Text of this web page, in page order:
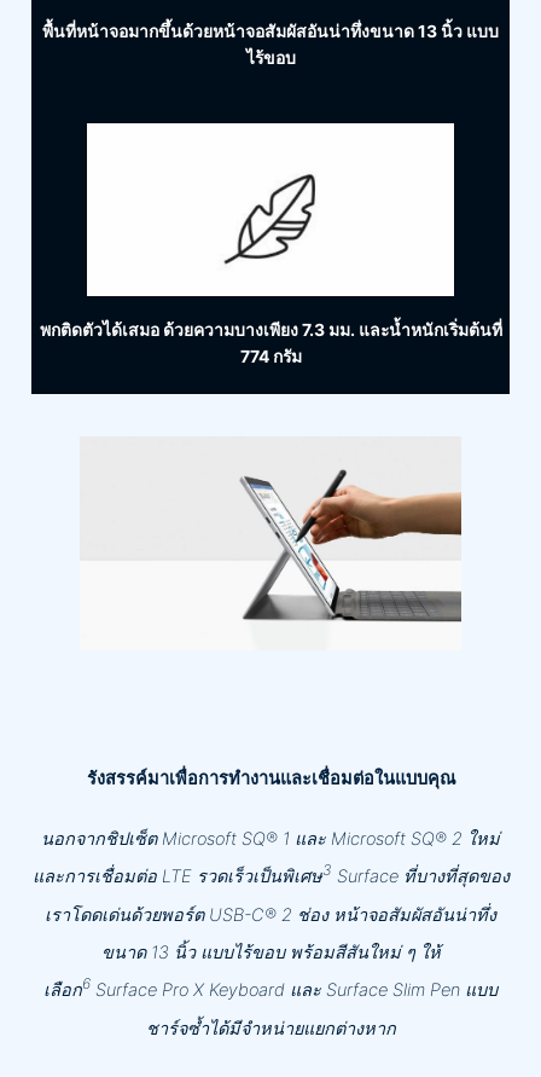
พื้นที่หน้าจอมากขึ้นด้วยหน้าจอสัมผัสอันน่าทึ่งขนาด 13 นิ้ว แบบ
ไร้ขอบ
พกติดตัวได้เสมอ ด้วยความบางเพียง 7.3 มม. และน้ำหนักเริ่มต้นที่
774 กรัม
รังสรรค์มาเพื่อการทำงานและเชื่อมต่อในแบบคุณ
นอกจากชิปเซ็ต Microsoft SQ® 1 และ Microsoft SQ® 2 ใหม่
และการเชื่อมต่อ LTE รวดเร็วเป็นพิเศษ3 Surface ที่บางที่สุดของ
เราโดดเด่นด้วยพอร์ต USB-C® 2 ช่อง หน้าจอสัมผัสอันน่าทึ่ง
ขนาด 13 นิ้ว แบบไร้ขอบ พร้อมสีสันใหม่ ๆ ให้
เลือก6 Surface Pro X Keyboard และ Surface Slim Pen แบบ
ชาร์จซ้ำได้มีจำหน่ายแยกต่างหาก